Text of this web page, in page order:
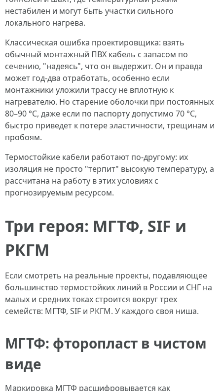
нестабилен и могут быть участки сильного
локального нагрева.
Классическая ошибка проектировщика: взять
обычный монтажный ПВХ кабель с запасом по
сечению, "надеясь", что он выдержит. Он и правда
может год-два отработать, особенно если
монтажники уложили трассу не вплотную к
нагревателю. Но старение оболочки при постоянных
80–90 °C, даже если по паспорту допустимо 70 °C,
быстро приведет к потере эластичности, трещинам и
пробоям.
Термостойкие кабели работают по-другому: их
изоляция не просто "терпит" высокую температуру, а
рассчитана на работу в этих условиях с
прогнозируемым ресурсом.
Три героя: МГТФ, SIF и
РКГМ
Если смотреть на реальные проекты, подавляющее
большинство термостойких линий в России и СНГ на
малых и средних токах строится вокруг трех
семейств: МГТФ, SIF и РКГМ. У каждого своя ниша.
МГТФ: фторопласт в чистом
виде
Маркировка МГТФ расшифровывается как